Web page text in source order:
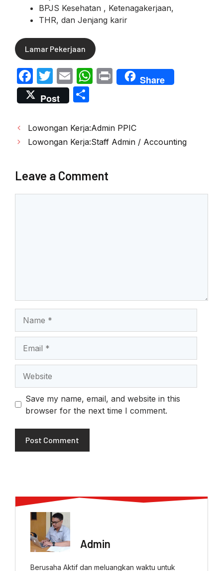
BPJS Kesehatan , Ketenagakerjaan,
THR, dan Jenjang karir
Lamar Pekerjaan
F
a
c
e
b
o
T
w
itt
er
E
m
ail
W
s
A
p
P
ri
Share
Post
ar
e
Post
navigation
Lowongan Kerja:Admin PPIC
Lowongan Kerja:Staff Admin / Accounting
Leave a Comment
Save my name, email, and website in this
browser for the next time I comment.
Admin
Berusaha Aktif dan meluangkan waktu untuk